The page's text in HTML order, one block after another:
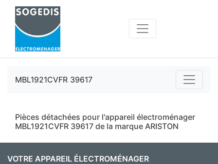
MBL1921CVFR 39617
Pièces détachées pour l'appareil électroménager
MBL1921CVFR 39617 de la marque ARISTON
VOTRE APPAREIL ÉLECTROMÉNAGER